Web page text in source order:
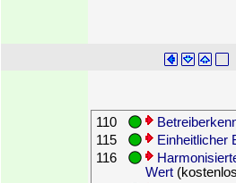
110
115
Einheitlicher
116
Wert